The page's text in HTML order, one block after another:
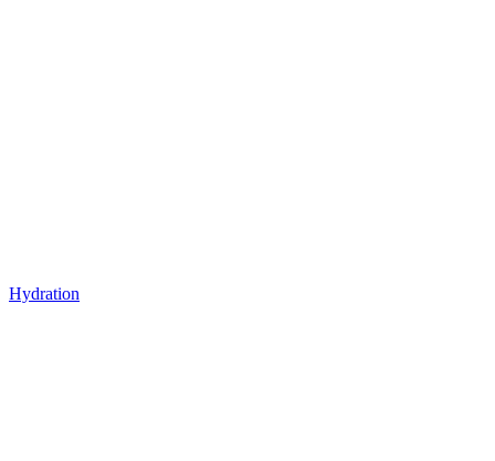
Hydration